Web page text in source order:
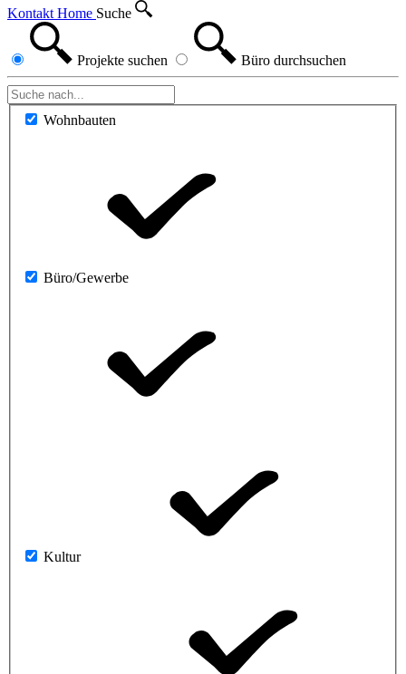
Kontakt Home Suche
Projekte suchen Büro durchsuchen
Wohnbauten
Büro/Gewerbe
Kultur